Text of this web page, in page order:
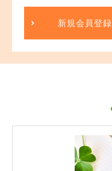
新規会員登録